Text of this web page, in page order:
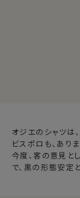
●通年快適な着
クールマックス®
きにはドライに
通年着用するビ
●サラッとした
肌離れのよいド
汗を素早く発散、
保つ吸水速乾の
また洗濯後の乾
オジエのシャツは
ビスポロも、ありま
今度、客の意見と
で、黒の形態安定